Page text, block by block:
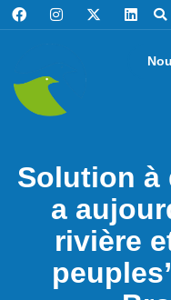
Solution à
a
rivière